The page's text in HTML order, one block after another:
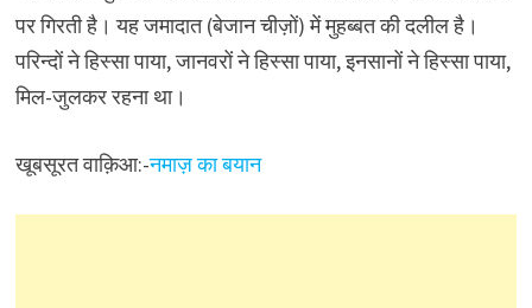
पर गिरती है। यह जमादात (बेजान चीज़ों) में मुहब्बत की दलील है।
परिन्दों ने हिस्सा पाया, जानवरों ने हिस्सा पाया, इनसानों ने हिस्सा पाया,
मिल-जुलकर रहना था।
खूबसूरत वाक़िआ:-नमाज़ का बयान